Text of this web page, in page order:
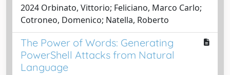
2024 Orbinato, Vittorio; Feliciano, Marco Carlo;
Cotroneo, Domenico; Natella, Roberto
The Power of Words: Generating
PowerShell Attacks from Natural
Language